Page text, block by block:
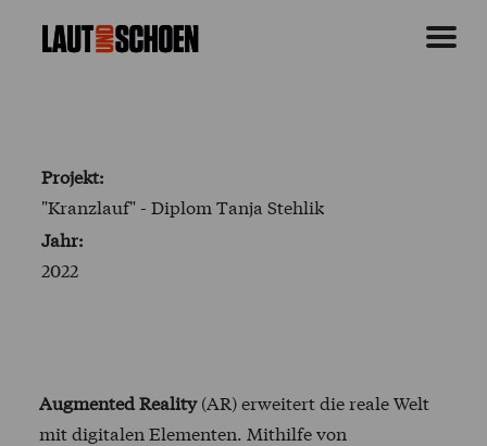
Projekt:
"Kranzlauf" - Diplom Tanja Stehlik
Jahr:
2022
Augmented Reality(AR) erweitert die reale Welt
mit digitalen Elementen. Mithilfe von